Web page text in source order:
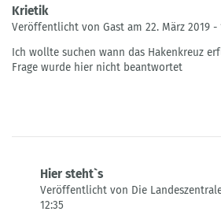
Krietik
Veröffentlicht von Gast am 22. März 2019 -
Ich wollte suchen wann das Hakenkreuz
Frage wurde hier nicht beantwortet
Hier steht`s
Veröffentlicht von Die
12:35